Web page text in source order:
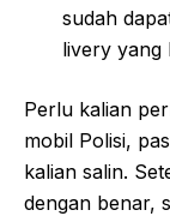
sudah
livery yang
Perlu kalian
mobil Polisi,
kalian salin.
dengan benar,